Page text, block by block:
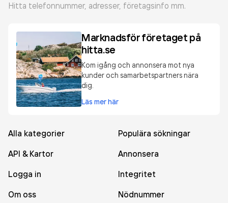
Hitta telefonnummer, adresser, företagsinfo mm.
Marknadsför företaget på
hitta.se
Kom igång och annonsera mot nya
kunder och samarbetspartners nära
dig.
Läs mer här
Alla kategorier
Populära sökningar
API & Kartor
Annonsera
Logga in
Integritet
Om oss
Nödnummer